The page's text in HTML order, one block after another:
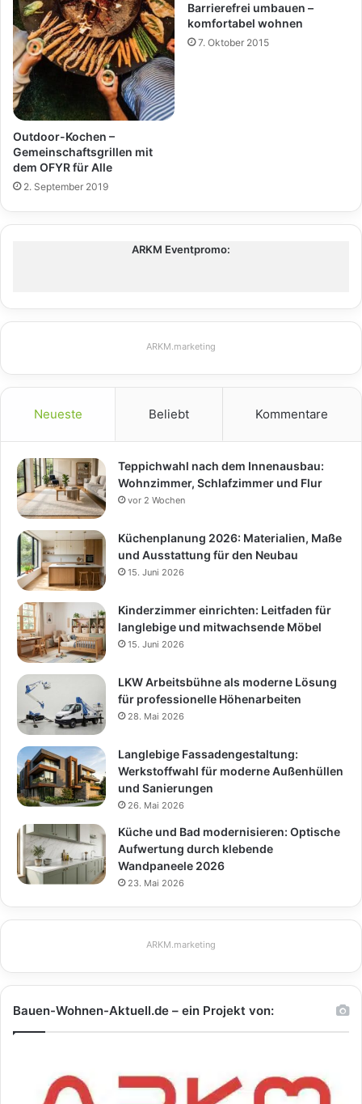
Outdoor-Kochen –
Gemeinschaftsgrillen mit
dem OFYR für Alle
2. September 2019
Barrierefrei umbauen –
komfortabel wohnen
7. Oktober 2015
ARKM Eventpromo:
ARKM.marketing
Neueste Beliebt Kommentare
Teppichwahl nach dem Innenausbau:
Wohnzimmer, Schlafzimmer und Flur
vor 2 Wochen
Küchenplanung 2026: Materialien, Maße
und Ausstattung für den Neubau
15. Juni 2026
Kinderzimmer einrichten: Leitfaden für
langlebige und mitwachsende Möbel
15. Juni 2026
LKW Arbeitsbühne als moderne Lösung
für professionelle Höhenarbeiten
28. Mai 2026
Langlebige Fassadengestaltung:
Werkstoffwahl für moderne Außenhüllen
und Sanierungen
26. Mai 2026
Küche und Bad modernisieren: Optische
Aufwertung durch klebende
Wandpaneele 2026
23. Mai 2026
ARKM.marketing
Bauen-Wohnen-Aktuell.de – ein Projekt von: